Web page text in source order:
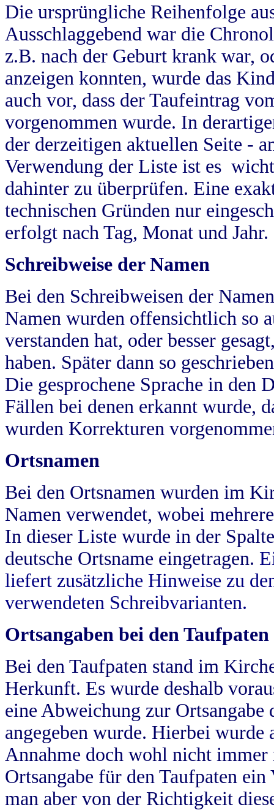
Die ursprüngliche Reihenfolge
Ausschlaggebend war die
z.B. nach der Geburt krank war,
anzeigen konnten, wurde das
auch vor, dass der Taufeintrag
vorgenommen wurde. In
der derzeitigen aktuellen Seite -
Verwendung der Liste ist es
dahinter zu überprüfen. Eine
technischen Gründen nur
erfolgt nach Tag, Monat und Jahr.
Schreibweise der Namen
Bei den Schreibweisen der
Namen wurden offensichtlich so
verstanden hat, oder besser
haben. Später dann so
Die gesprochene Sprache in
Fällen bei denen erkannt wurde,
wurden Korrekturen
Ortsnamen
Bei den Ortsnamen wurden im
Namen verwendet, wobei
In dieser Liste wurde in der
deutsche Ortsname eingetragen.
liefert zusätzliche Hinweise zu
verwendeten Schreibvarianten.
Ortsangaben bei den Taufpaten
Bei den Taufpaten stand im
Herkunft. Es wurde deshalb
eine Abweichung zur
angegeben wurde. Hierbei wurde
Annahme doch wohl nicht
Ortsangabe für den Taufpaten
man aber von der Richtigkeit